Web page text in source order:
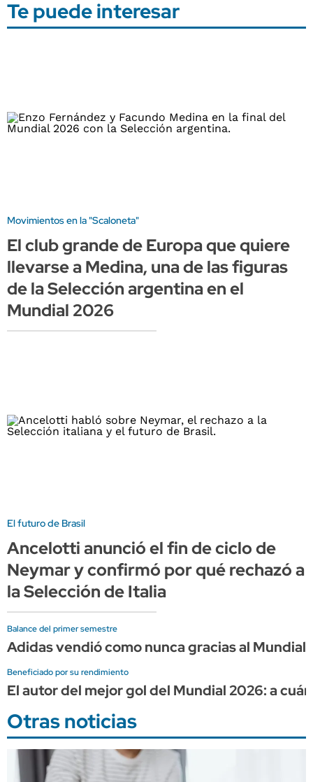
Te puede interesar
Movimientos en la "Scaloneta"
El club grande de Europa que quiere
llevarse a Medina, una de las figuras
de la Selección argentina en el
Mundial 2026
El futuro de Brasil
Ancelotti anunció el fin de ciclo de
Neymar y confirmó por qué rechazó a
la Selección de Italia
Balance del primer semestre
Adidas vendió como nunca gracias al
Beneficiado por su rendimiento
El autor del mejor gol del Mundial 2026: a
Otras noticias